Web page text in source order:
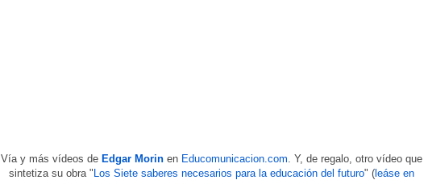
Vía y más vídeos de Edgar Morinen Educomunicacion.com. Y, de regalo, otro vídeo que
sintetiza su obra " Los Siete saberes necesarios para la educación del futuro" (leáse en